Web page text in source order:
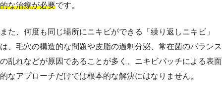
的な治療が必要です。
また、何度も同じ場所にニキビができる「繰り返しニキビ」
は、毛穴の構造的な問題や皮脂の過剰分泌、常在菌のバランス
の乱れなどが原因であることが多く、ニキビパッチによる表面
的なアプローチだけでは根本的な解決にはなりません。